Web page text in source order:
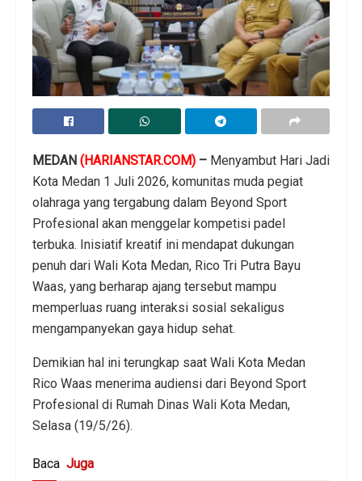
MEDAN (HARIANSTAR.COM) – Menyambut Hari Jadi
Kota Medan 1 Juli 2026, komunitas muda pegiat
olahraga yang tergabung dalam Beyond Sport
Profesional akan menggelar kompetisi padel
terbuka. Inisiatif kreatif ini mendapat dukungan
penuh dari Wali Kota Medan, Rico Tri Putra Bayu
Waas, yang berharap ajang tersebut mampu
memperluas ruang interaksi sosial sekaligus
mengampanyekan gaya hidup sehat.
Demikian hal ini terungkap saat Wali Kota Medan
Rico Waas menerima audiensi dari Beyond Sport
Profesional di Rumah Dinas Wali Kota Medan,
Selasa (19/5/26).
Baca Juga